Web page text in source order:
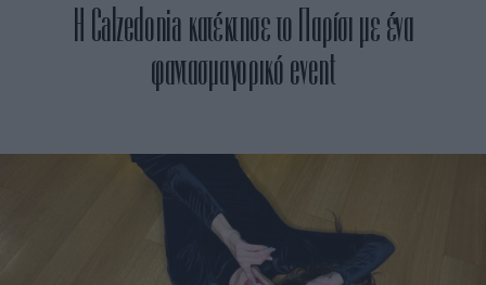
Η Calzedonia κατέκτησε το Παρίσι με ένα
φαντασμαγορικό event